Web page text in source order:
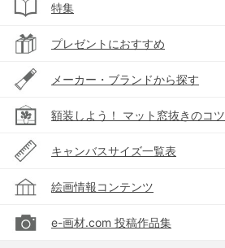
特集
プレゼントにおすすめ
メーカー・ブランドから探す
額装しよう！ マット窓抜きのコツ
キャンバスサイズ一覧表
絵画情報コンテンツ
e-画材.com 投稿作品集